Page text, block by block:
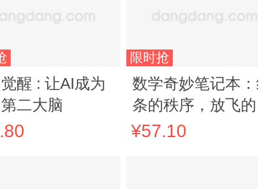
醒 : 让AI成为
二大脑
限时抢
数学奇妙笔记本：
条的秩序，放飞的
想
¥57.10